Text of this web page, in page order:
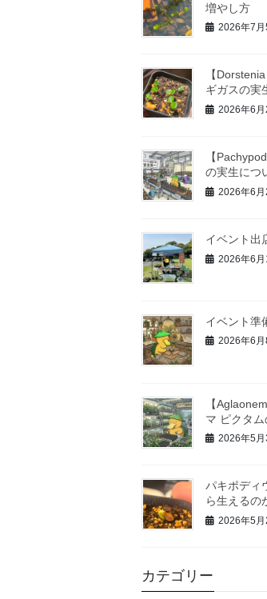
増やし方
2026年7月
【
ギガスの
2026年6月
【
の実生につ
2026年6月
イベント出
2026年6月
イベント準
2026年6月
【
マ ピクタ
2026年5月
パキポディ
ら生えるの
2026年5月
カテゴリー